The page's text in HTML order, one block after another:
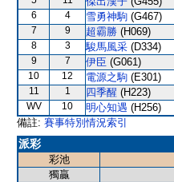
6 4 雪勇神駒 (G467)
7 9 超霸勝 (H069)
8 3 駿馬風采 (D334)
9 7 伊臣 (G061)
10 12 電源之駒 (E301)
11 1 四季醒 (H223)
WV 10 明心知遇 (H256)
備註: 賽事特別情況索引
派彩
彩池
獨贏